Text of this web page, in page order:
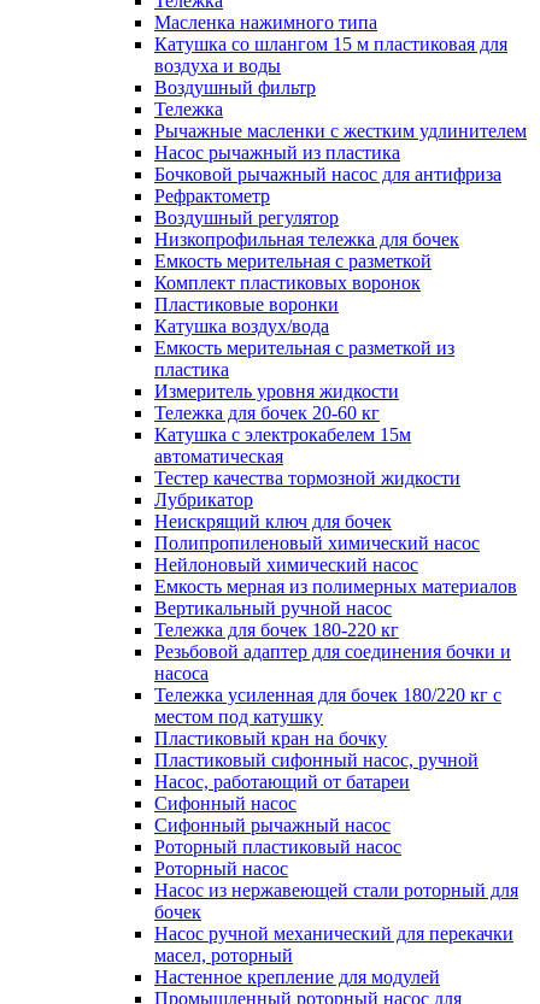
Масленка нажимного типа
Катушка со шлангом 15 м пластиковая для
воздуха и воды
Воздушный фильтр
Тележка
Рычажные масленки с жестким удлинителем
Насос рычажный из пластика
Бочковой рычажный насос для антифриза
Рефрактометр
Воздушный регулятор
Низкопрофильная тележка для бочек
Емкость мерительная с разметкой
Комплект пластиковых воронок
Пластиковые воронки
Катушка воздух/вода
Емкость мерительная с разметкой из
пластика
Измеритель уровня жидкости
Тележка для бочек 20-60 кг
Катушка с электрокабелем 15м
автоматическая
Тестер качества тормозной жидкости
Лубрикатор
Неискрящий ключ для бочек
Полипропиленовый химический насос
Нейлоновый химический насос
Емкость мерная из полимерных материалов
Вертикальный ручной насос
Тележка для бочек 180-220 кг
Резьбовой адаптер для соединения бочки и
насоса
Тележка усиленная для бочек 180/220 кг с
местом под катушку
Пластиковый кран на бочку
Пластиковый сифонный насос, ручной
Насос, работающий от батареи
Сифонный насос
Сифонный рычажный насос
Роторный пластиковый насос
Роторный насос
Насос из нержавеющей стали роторный для
бочек
Насос ручной механический для перекачки
масел, роторный
Настенное крепление для модулей
Промышленный роторный насос для